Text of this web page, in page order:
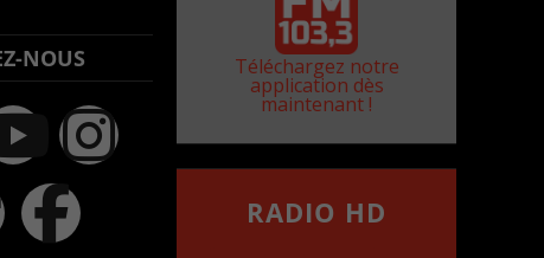
NOUS Téléchargez notre
application dès
maintenant !
RADIO HD